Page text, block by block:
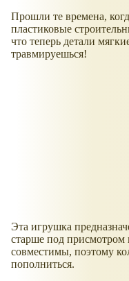
Прошли те времена,
пластиковые
что теперь детали
травмируешься!
Эта игрушка
старше под
совместимы, поэтому
пополниться.